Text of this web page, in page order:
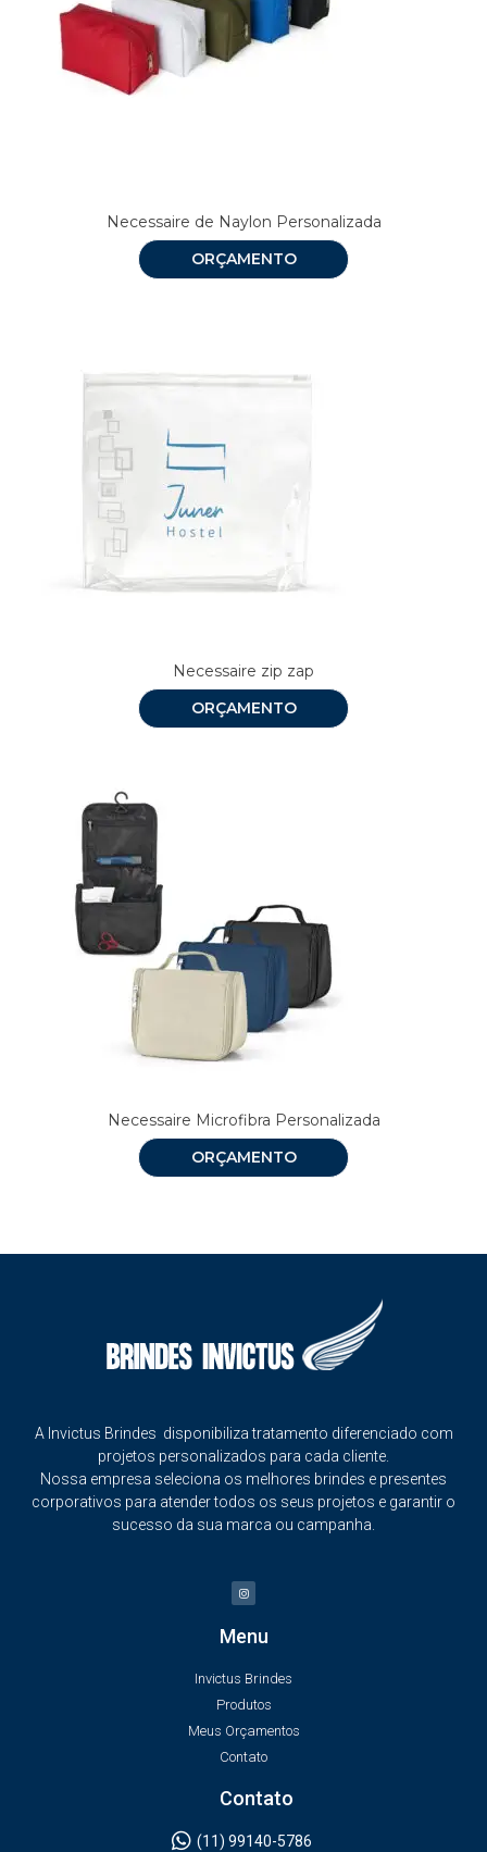
Necessaire de Naylon Personalizada
ORÇAMENTO
Necessaire zip zap
ORÇAMENTO
Necessaire Microfibra Personalizada
ORÇAMENTO
A Invictus Brindes disponibiliza tratamento diferenciado com
projetos personalizados para cada cliente.
Nossa empresa seleciona os melhores brindes e presentes
corporativos para atender todos os seus projetos e garantir o
sucesso da sua marca ou campanha.
Menu
Invictus Brindes
Produtos
Meus Orçamentos
Contato
Contato
(11) 99140-5786